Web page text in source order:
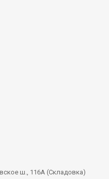
ш., 116А (Складовка)